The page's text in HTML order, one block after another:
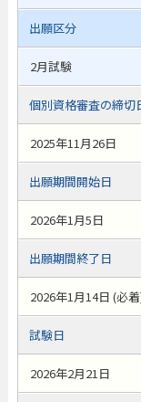
出願区分
2月試験
個別資格審査の締切
2025年11月26日
出願期間開始日
2026年1月5日
出願期間終了日
2026年1月14日 (必
試験日
2026年2月21日